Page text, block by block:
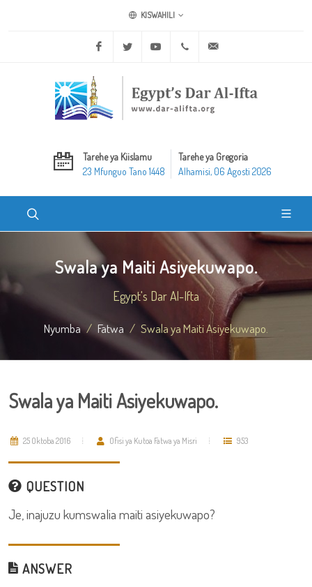
KISWAHILI
Facebook Twitter Youtube +20 2 25970400
Tarehe ya Kiislamu
23 Mfunguo Tano 1448
Tarehe ya Gregoria
Alhamisi, 06 Agosti 2026
Swala ya Maiti Asiyekuwapo.
Egypt's Dar Al-Ifta
Nyumba Fatwa Swala ya Maiti Asiyekuwapo.
Swala ya Maiti Asiyekuwapo.
25 Oktoba 2016 Ofisi ya Kutoa Fatwa ya Misri 953
QUESTION
Je, inajuzu kumswalia maiti asiyekuwapo?
ANSWER